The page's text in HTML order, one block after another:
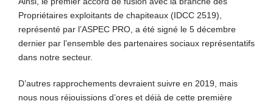
Propriétaires exploitants de chapiteaux (IDCC 2519),
représenté par l’ASPEC PRO, a été signé le 5 décembre
dernier par l’ensemble des partenaires sociaux représentatifs
dans notre secteur.
D’autres rapprochements devraient suivre en 2019, mais
nous nous réjouissions d’ores et déjà de cette première